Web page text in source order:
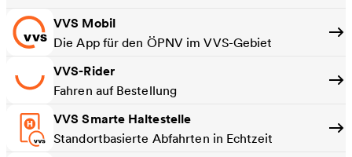
VVS Mobil
Die App für den ÖPNV im VVS-Gebiet
VVS-Rider
Fahren auf Bestellung
VVS Smarte Haltestelle
Standortbasierte Abfahrten in Echtzeit